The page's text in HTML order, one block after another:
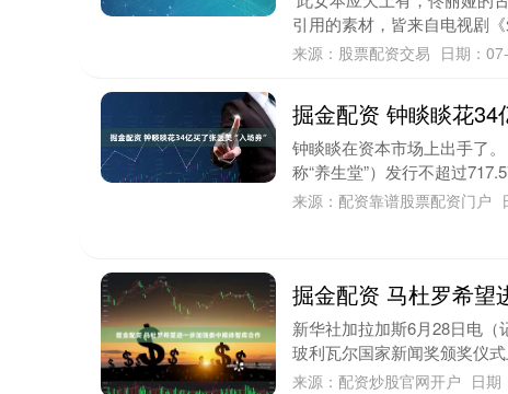
引用的素材，皆来自电视剧
来源：股票配资交易 日期：
掘金配资 钟睒睒花34
钟睒睒在资本市场上出手了
称“养生堂”）发行不超过
来源：配资靠谱股票配资门户
掘金配资 马杜罗希望
新华社加拉加斯6月28日电（
玻利瓦尔国家新闻奖颁奖仪
来源：配资炒股官网开户 日期